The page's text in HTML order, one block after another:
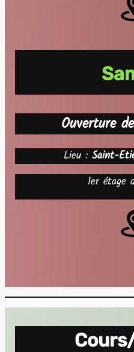
Ouverture
Lieu : Saint-
1er étage